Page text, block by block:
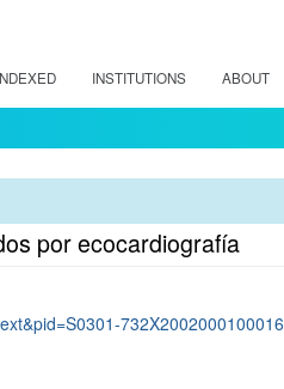
INSTITUTIONS ABOUT
por ecocardiografía
732X2002000100016